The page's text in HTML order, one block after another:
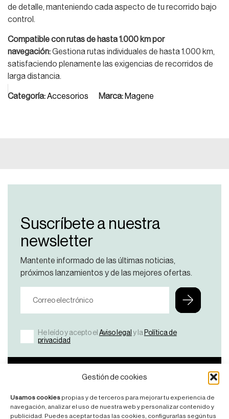
Gestión de cookies
Usamos cookies propias y de terceros para mejorar tu experiencia de
navegación, analizar el uso de nuestra web y personalizar contenido y
publicidad. Puedes aceptar todas las cookies, configurarlas según tus
de detalle, manteniendo cada aspecto de tu recorrido bajo
control.
Compatible con rutas de hasta 1.000 km por
navegación:Gestiona rutas individuales de hasta 1.000 km,
satisfaciendo plenamente las exigencias de recorridos de
larga distancia.
Categoría:Accesorios Marca:Magene
Suscríbete a nuestra
newsletter
Mantente informado de las últimas noticias,
próximos lanzamientos y de las mejores ofertas.
He leído y acepto el Aviso legal y la Política de
privacidad
Todas
Road
qué
KDNS?
Manuales
Contacto